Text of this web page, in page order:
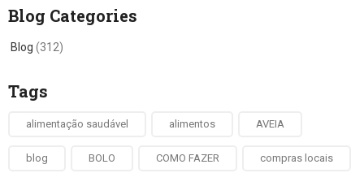
Blog Categories
Blog (312)
Tags
alimentação saudável alimentos AVEIA
blog BOLO COMO FAZER compras locais